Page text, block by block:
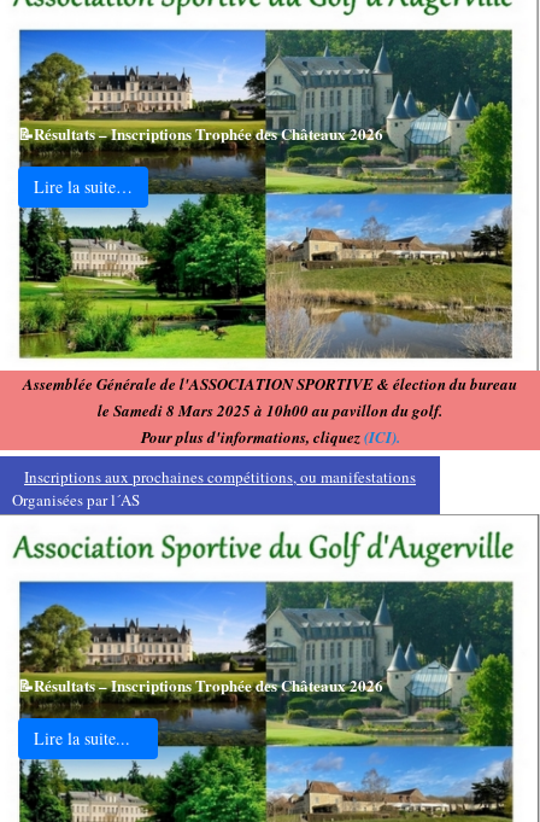
📝Résultats – Inscriptions Trophée des Châteaux 2026
Lire la suite…
Assemblée Générale de l'ASSOCIATION SPORTIVE & élection du bureau
le Samedi 8 Mars 2025 à 10h00 au pavillon du golf.
Pour plus d'informations, cliquez(ICI).
Inscriptions aux prochaines compétitions, ou manifestations
Organisées par l´AS
📝Résultats – Inscriptions Trophée des Châteaux 2026
Lire la suite...